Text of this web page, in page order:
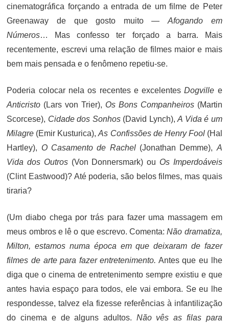
cinematográfica forçando a entrada de um filme de Peter
Greenaway de que gosto muito — Afogando em
Números… Mas confesso ter forçado a barra. Mais
recentemente, escrevi uma relação de filmes maior e mais
bem mais pensada e o fenômeno repetiu-se.
Poderia colocar nela os recentes e excelentesDogville e
Anticristo (Lars von Trier), Os Bons Companheiros(Martin
Scorcese), Cidade dos Sonhos(David Lynch),A Vida é um
Milagre (Emir Kusturica),As Confissões de Henry Fool(Hal
Hartley), O Casamento de Rachel(Jonathan Demme), A
Vida dos Outros(Von Donnersmark) ou Os Imperdoáveis
(Clint Eastwood)? Até poderia, são belos filmes, mas quais
tiraria?
(Um diabo chega por trás para fazer uma massagem em
meus ombros e lê o que escrevo. Comenta:Não dramatiza,
Milton, estamos numa época em que deixaram de fazer
filmes de arte para fazer entretenimento. Antes que eu lhe
diga que o cinema de entretenimento sempre existiu e que
antes havia espaço para todos, ele vai embora. Se eu lhe
respondesse, talvez ela fizesse referências à infantilização
do cinema e de alguns adultos. Não vês as filas para